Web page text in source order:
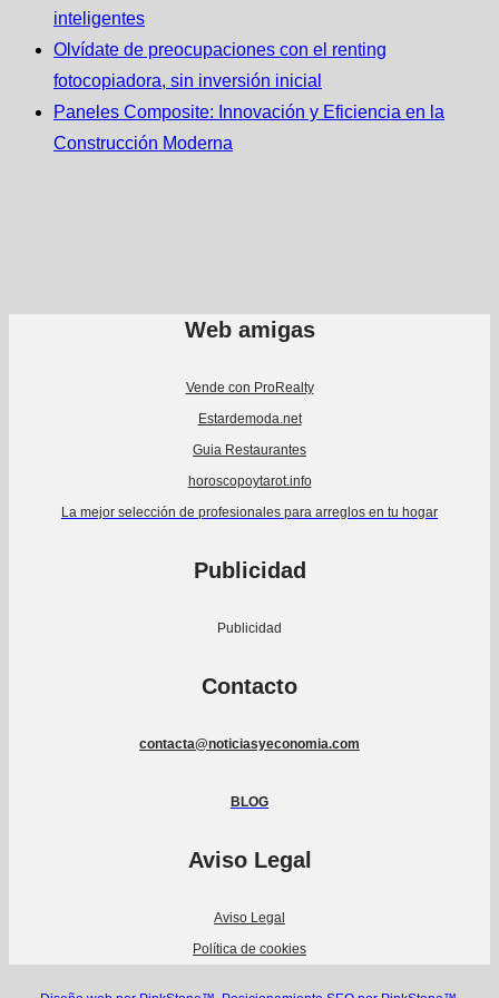
inteligentes
Olvídate de preocupaciones con el renting
fotocopiadora, sin inversión inicial
Paneles Composite: Innovación y Eficiencia en la
Construcción Moderna
Web amigas
Vende con ProRealty
Estardemoda.net
Guia Restaurantes
horoscopoytarot.info
La mejor selección de profesionales para arreglos en tu hogar
Publicidad
Publicidad
Contacto
contacta@noticiasyeconomia.com
BLOG
Aviso Legal
Aviso Legal
Política de cookies